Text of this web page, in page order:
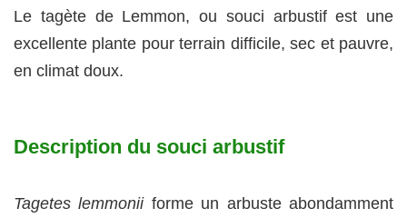
Le tagète de Lemmon, ou souci arbustif est une
excellente plante pour terrain difficile, sec et pauvre,
en climat doux.
Description du souci arbustif
Tagetes lemmoniiforme un arbuste abondamment